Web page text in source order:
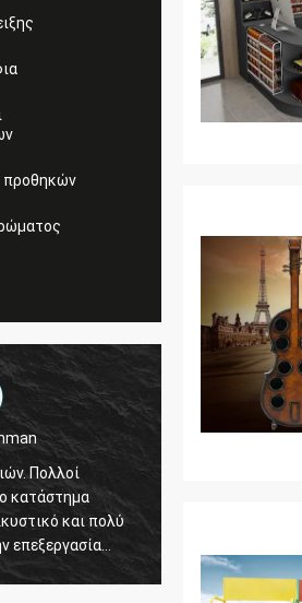
προθηκών
Galletti του Marco
Εσείς που γίνεστε πάντα μια καλή
εργασία για με! Τα ράφια επίδειξης
προθηκών Χριστουγέννων έχουν
Μετά από να εγκαταστήσουμε, θα σας
στείλουμε τις εικόνες. Πολλές